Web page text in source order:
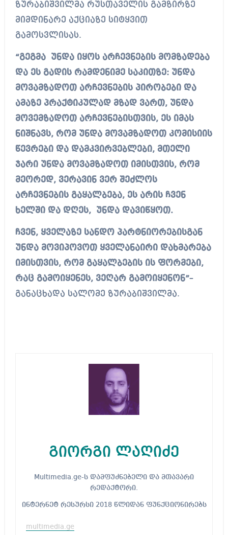
ზურაბიშვილმა რუსთაველის გამზირზე
მიმდინარე აქციაზე სიტყვით
გამოსვლისას.
“გეგმა უნდა იყოს არჩევნების მომზადება
და ეს გადის რამდენიმე საკითზე: უნდა
მოვამზადოთ არჩევნების პირობები და
ამაზე პრაქტიკულად მზად ვართ, უნდა
მოვემზადოთ არჩევნებისთვის, ეს იმას
ნიშნავს, რომ უნდა მოვამზადოთ კომისიის
წევრები და დამკვირვებლები, მთელი
ჯარი უნდა მოვამზადოთ იმისთვის, რომ
მეორედ, ვერავინ ვერ შეძლოს
არჩევნების გაყალბება, ეს არის ჩვენ
ხელში და დღეს, უნდა დავიწყოთ.
ჩვენ, ყველაზე სანდო პარტნიორებისგან
უნდა მოვიპოვოთ ყველანაირი დახმარება
იმისთვის, რომ გაყალბების ის ფორმები,
რაც გამოიყენეს, ვეღარ გამოიყენონ”–
განაცხადა სალომე ზურაბიშვილმა.
გიორგი ლაღიძე
Multimedia.ge-ს დამფუძნებელი და მთავარი
რედაქტორი.
ინტერნეტ რესურსი 2018 წლიდან ფუნქციონირებს
multimedia.ge